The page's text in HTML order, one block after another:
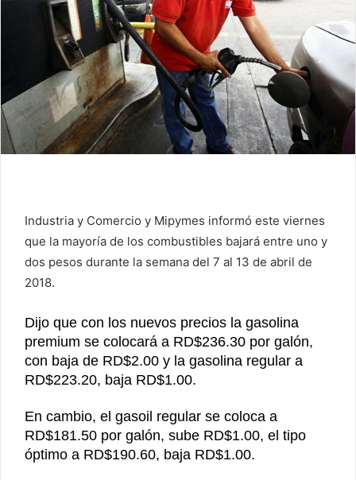
Industria y Comercio y Mipymes informó este viernes
que la mayoría de los combustibles bajará entre uno y
dos pesos durante la semana del 7 al 13 de abril de
2018.
Dijo que con los nuevos precios la gasolina
premium se colocará a RD$236.30 por galón,
con baja de RD$2.00 y la gasolina regular a
RD$223.20, baja RD$1.00.
En cambio, el gasoil regular se coloca a
RD$181.50 por galón, sube RD$1.00, el tipo
óptimo a RD$190.60, baja RD$1.00.